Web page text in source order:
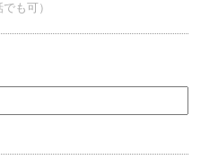
も可）